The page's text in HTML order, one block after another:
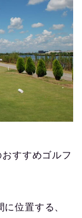
すすめゴルフ
位置する、